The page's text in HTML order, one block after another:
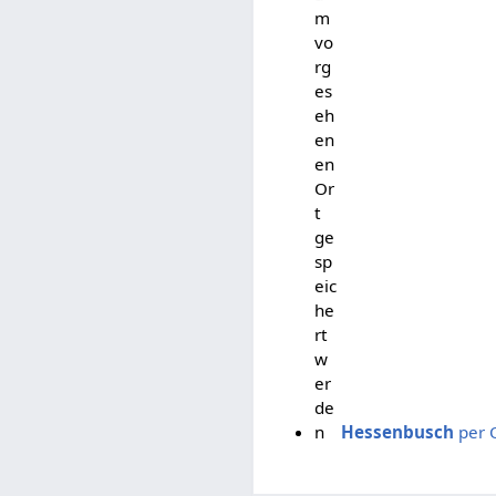
m
vo
rg
es
eh
en
en
Or
t
ge
sp
eic
he
rt
w
er
de
n
Hessenbusch per